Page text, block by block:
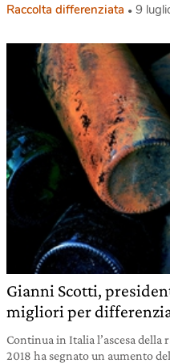
Raccolta differenziata 9
Gianni Scotti,
migliori per
Continua in Italia l’ascesa
2018 ha segnato un aumento